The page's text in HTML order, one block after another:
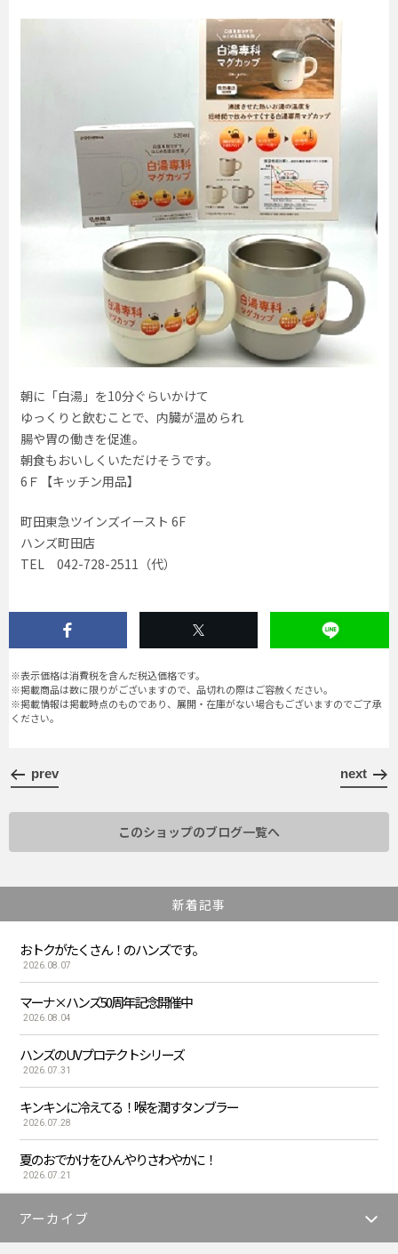
朝に「白湯」を10分ぐらいかけて
ゆっくりと飲むことで、内臓が温められ
腸や胃の働きを促進。
朝食もおいしくいただけそうです。
6Ｆ【キッチン用品】
町田東急ツインズイースト 6F
ハンズ町田店
TEL 042-728-2511（代）
※表示価格は消費税を含んだ税込価格です。
※掲載商品は数に限りがございますので、品切れの際はご容赦ください。
※掲載情報は掲載時点のものであり、展開・在庫がない場合もございますのでご了承
ください。
prev next
このショップのブログ一覧へ
新着記事
おトクがたくさん！のハンズです。
2026.08.07
マーナ×ハンズ50周年記念開催中
2026.08.04
ハンズのUVプロテクトシリーズ
2026.07.31
キンキンに冷えてる！喉を潤すタンブラー
2026.07.28
夏のおでかけをひんやりさわやかに！
2026.07.21
アーカイブ